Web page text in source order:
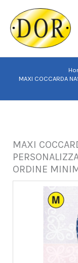
contenuto
MAXI COCCARDA
MAXI
ORDINE